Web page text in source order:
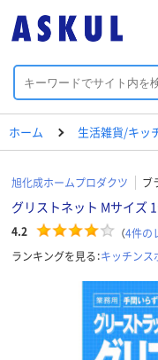
ホーム 生活雑貨/キッ
旭化成ホームプロダクツ ブ
グリストネット Mサイズ
4.2 （4件の
ランキングを見る：キッチンス